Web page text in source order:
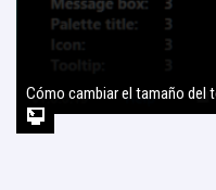
Cómo cambiar el tamaño del